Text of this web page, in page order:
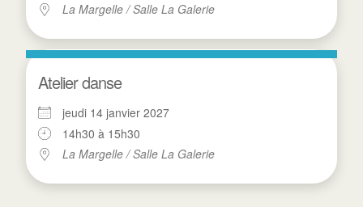
La Margelle / Salle La Galerie
Atelier danse
jeudi 14 janvier 2027
14h30 à 15h30
La Margelle / Salle La Galerie